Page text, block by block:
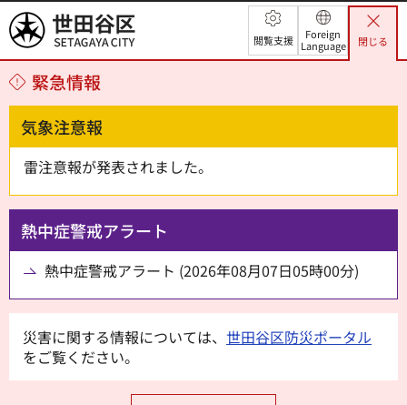
世田谷区 閲覧支援
Foreign
Language
閉じる
緊急情報
気象注意報
雷注意報が発表されました。
熱中症警戒アラート
熱中症警戒アラート (2026年08月07日05時00分)
災害に関する情報については、 世田谷区防災ポータル
をご覧ください。